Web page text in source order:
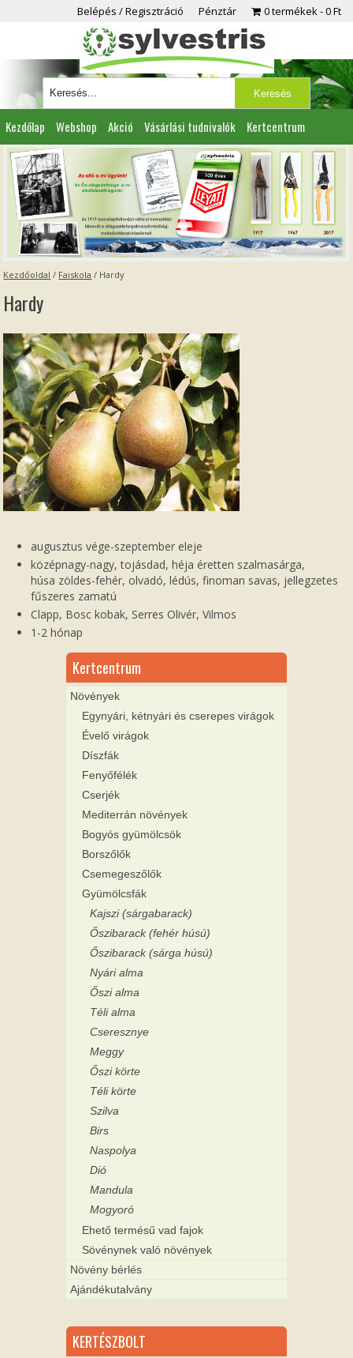
Belépés / Regisztráció Pénztár 0 termékek 0 Ft
Kezdőlap Webshop Akció Vásárlási tudnivalók Kertcentrum
Viszonteladóknak Partnereink Kapcsolat
Kezdőoldal / Faiskola / Hardy
Hardy
augusztus vége-szeptember eleje
középnagy-nagy, tojásdad, héja éretten szalmasárga,
húsa zöldes-fehér, olvadó, lédús, finoman savas, jellegzetes
fűszeres zamatú
Clapp, Bosc kobak, Serres Olivér, Vilmos
1-2 hónap
Kertcentrum
Növények
Egynyári, kétnyári és cserepes virágok
Évelő virágok
Díszfák
Fenyőfélék
Cserjék
Mediterrán növények
Bogyós gyümölcsök
Borszőlők
Csemegeszőlők
Gyümölcsfák
Kajszi (sárgabarack)
Őszibarack (fehér húsú)
Őszibarack (sárga húsú)
Nyári alma
Őszi alma
Téli alma
Cseresznye
Meggy
Őszi körte
Téli körte
Szilva
Birs
Naspolya
Dió
Mandula
Mogyoró
Ehető termésű vad fajok
Sövénynek való növények
Növény bérlés
Ajándékutalvány
KERTÉSZBOLT